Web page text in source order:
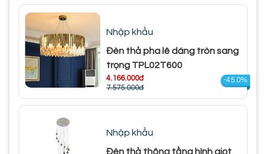
Nhập khẩu
Đèn thả pha lê dáng tròn sang
trọng TPL02T600
4.166.000đ
7.575.000đ
-45.0%
Nhập khẩu
Đèn thả thông tầng hình giọt